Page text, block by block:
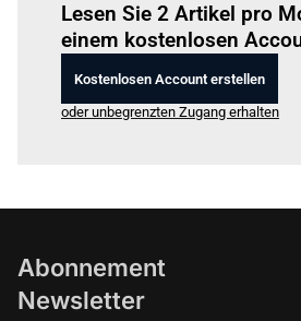
Lesen Sie 2 Artikel pro
einem kostenlosen
Kostenlosen Account erstellen
oder unbegrenzten Zugang erhalten
Abonnement
Newsletter